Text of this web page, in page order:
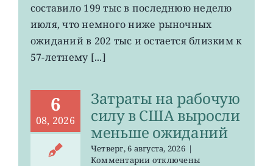
безработице
в
остается
лет
составило 199 тыс в последнюю неделю
июля, что немного ниже рыночных
ожиданий в 202 тыс и остается близким к
57-летнему [...]
6
08, 2026
Затраты на рабочую
силу в США выросли
меньше ожиданий
Четверг, 6 августа, 2026 |
Комментариикотключены